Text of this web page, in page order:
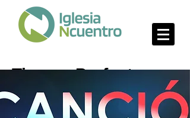
Tiempo Perfecto